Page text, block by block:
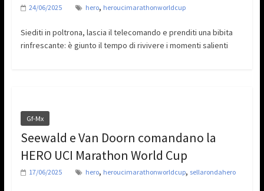
24/06/2025 hero, heroucimarathonworldcup
Siediti in poltrona, lascia il telecomando e prenditi una bibita
rinfrescante: è giunto il tempo di rivivere i momenti salienti
Gf-Mx
Seewald e Van Doorn comandano la
HERO UCI Marathon World Cup
17/06/2025 hero, heroucimarathonworldcup, sellarondahero